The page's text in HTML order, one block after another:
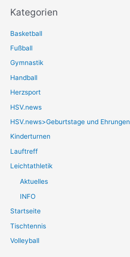
Kategorien
Basketball
Fußball
Gymnastik
Handball
Herzsport
HSV.news
HSV.news>Geburtstage und Ehrungen
Kinderturnen
Lauftreff
Leichtathletik
Aktuelles
INFO
Startseite
Tischtennis
Volleyball